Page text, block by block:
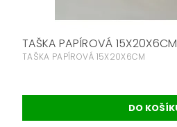
TAŠKA PAPÍROVÁ 15X20X6CM
TAŠKA PAPÍROVÁ 15X20X6CM